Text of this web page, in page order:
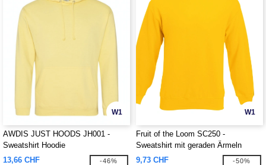
W1
AWDIS JUST HOODS JH001 -
Sweatshirt Hoodie
13,66 CHF
-46%
W1
Fruit of the Loom SC250 -
Sweatshirt mit geraden Ärmeln
9,73 CHF
-50%